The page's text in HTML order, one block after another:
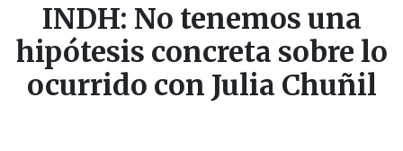
INDH: No tenemos una
hipótesis concreta sobre lo
ocurrido con Julia Chuñil